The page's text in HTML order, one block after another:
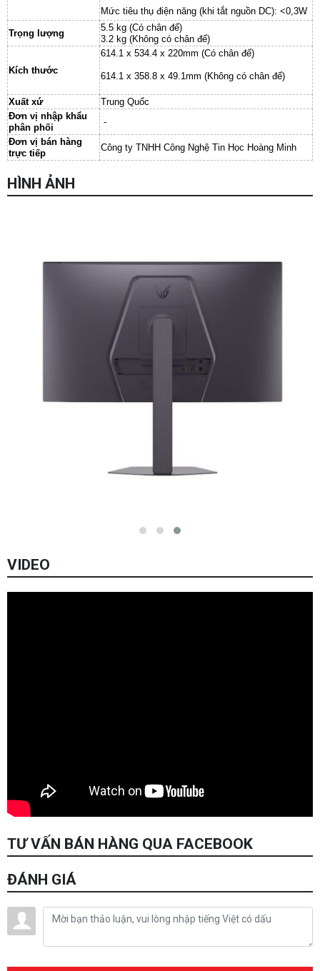
Chọn mua sản phẩm khác
Mức tiêu thụ điện năng (khi tắt nguồn DC): <0,3W
Trọng lượng
5.5 kg (Có chân đế)
3.2 kg (Không có chân đế)
Kích thước
614.1 x 534.4 x 220mm (Có chân đế)
614.1 x 358.8 x 49.1mm (Không có chân đế)
Xuất xứ
Trung Quốc
Đơn vị nhập khẩu
phân phối
-
Đơn vị bán hàng
trực tiếp
Công ty TNHH Công Nghệ Tin Học Hoàng Minh
HÌNH ẢNH
VIDEO
TƯ VẤN BÁN HÀNG QUA FACEBOOK
ĐÁNH GIÁ